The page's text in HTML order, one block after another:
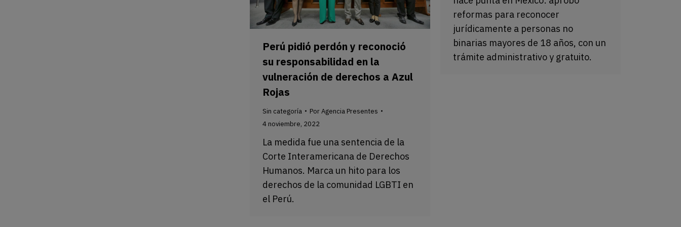
reformas para reconocer
jurídicamente a personas no
binarias mayores de 18 años, con un
trámite administrativo y gratuito.
Perú pidió perdón y reconoció
su responsabilidad en la
vulneración de derechos a Azul
Rojas
Sin categoría PorAgencia Presentes
4 noviembre, 2022
La medida fue una sentencia de la
Corte Interamericana de Derechos
Humanos. Marca un hito para los
derechos de la comunidad LGBTI en
el Perú.